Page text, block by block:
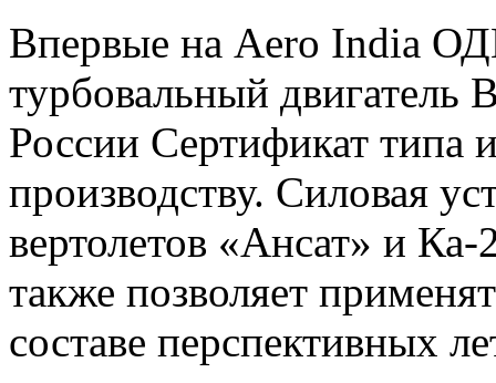
Впервые на Aero India
турбовальный
России Сертификат типа
производству. Силовая
вертолетов «Ансат» и
также позволяет
составе перспективных